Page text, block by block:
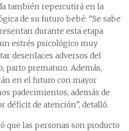
también repercutirá en la
de su futuro bebé: “Se sabe
durante esta etapa
estrés psicológico muy
desenlaces adversos del
parto prematuro. Además,
en el futuro con mayor
padecimientos, además de
déficit de atención”, detalló.
que las personas son producto